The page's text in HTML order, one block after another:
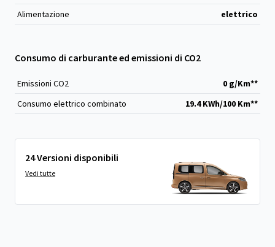
Alimentazione
elettrico
Consumo di carburante ed emissioni di CO2
Emissioni CO2
0 g/Km**
Consumo elettrico combinato
19.4 KWh/100 Km**
24 Versioni disponibili
Vedi tutte